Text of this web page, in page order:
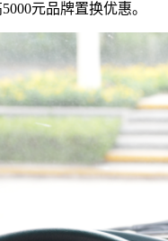
元品牌置换优惠。